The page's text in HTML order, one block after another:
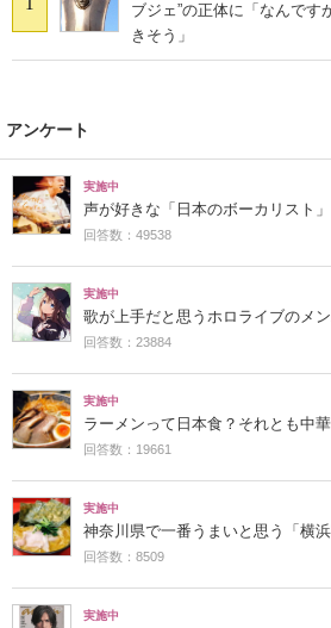
ブジェ”の正体に「なんです
きそう」
アンケート
実施中
声が好きな「日本のボーカリスト」
回答数：49538
実施中
歌が上手だと思うホロライブのメ
回答数：23884
実施中
ラーメンって日本食？それとも中
回答数：19661
実施中
神奈川県で一番うまいと思う「横
回答数：8509
実施中